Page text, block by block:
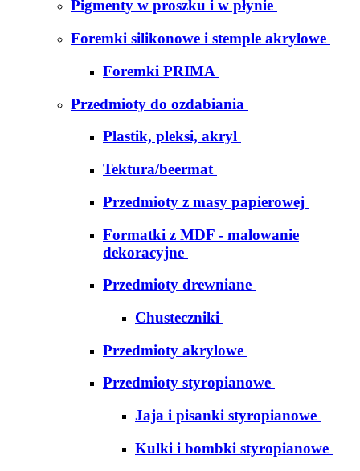
Pigmenty w proszku i w płynie
Foremki silikonowe i stemple akrylowe
Foremki PRIMA
Przedmioty do ozdabiania
Plastik, pleksi, akryl
Tektura/beermat
Przedmioty z masy papierowej
Formatki z MDF - malowanie
dekoracyjne
Przedmioty drewniane
Chusteczniki
Przedmioty akrylowe
Przedmioty styropianowe
Jaja i pisanki styropianowe
Kulki i bombki styropianowe